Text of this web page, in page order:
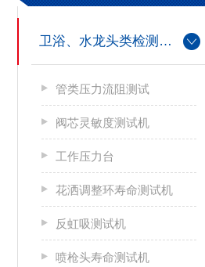
卫浴、水龙头类检测设备
管类压力流阻测试
阀芯灵敏度测试机
工作压力台
花洒调整环寿命测试机
反虹吸测试机
喷枪头寿命测试机